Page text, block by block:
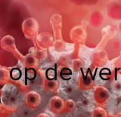
op de